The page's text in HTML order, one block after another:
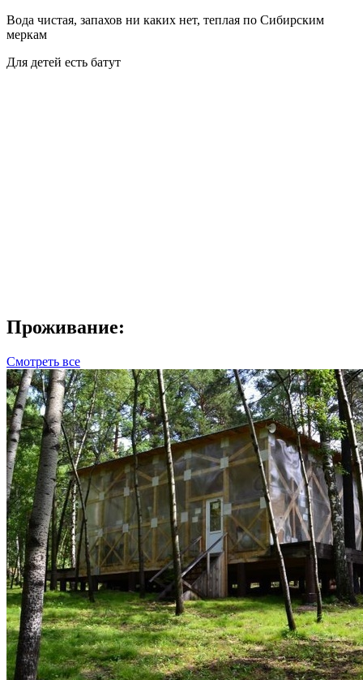
Вода чистая, запахов ни каких нет, теплая по Сибирским
меркам
Для детей есть батут
Проживание:
Смотреть все